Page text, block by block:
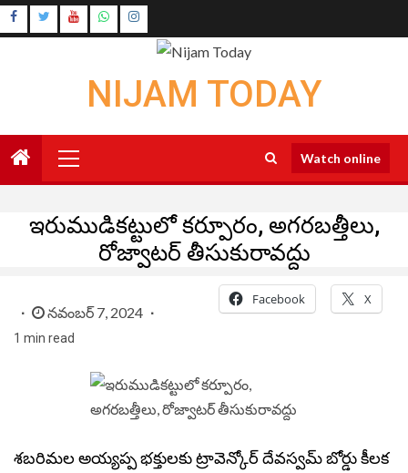
Skip
to
Instagram
NIJAM TODAY
Menu
Watch online
ఇరుముడికట్టులో కర్పూరం, అగరబత్తీలు,
రోజ్వాటర్ తీసుకురావద్దు
నవంబర్ 7, 2024
1 min read
Facebook X
శబరిమల అయ్యప్ప భక్తులకు ట్రావెన్కోర్ దేవస్వమ్ బోర్డు కీలక